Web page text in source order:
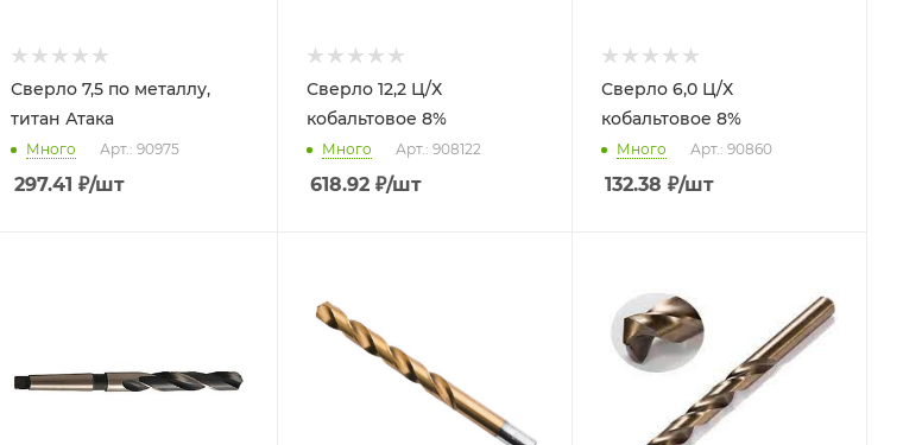
Сверло 7,5 по металлу,
титан Атака
Много Арт.: 90975
297.41 ₽/шт
Сверло 12,2 Ц/Х
кобальтовое 8%
Много Арт.: 908122
618.92₽/шт
Сверло 6,0 Ц/Х
кобальтовое 8%
Много Арт.: 90860
132.38 ₽/шт